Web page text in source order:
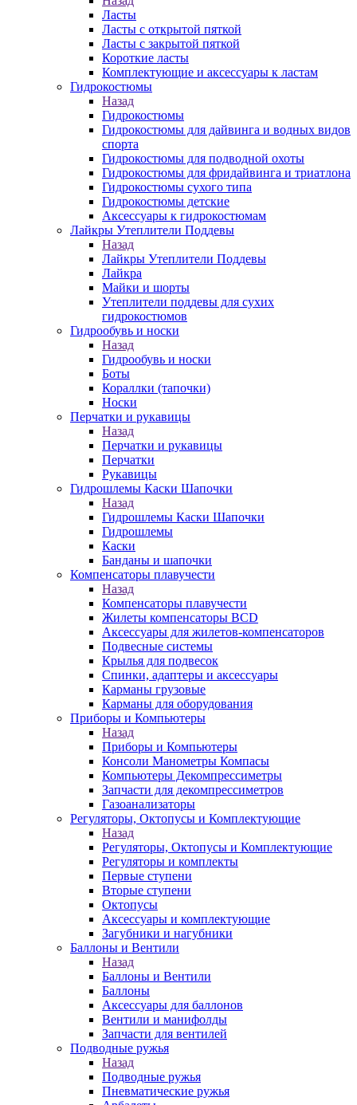
Ласты
Ласты с открытой пяткой
Ласты с закрытой пяткой
Короткие ласты
Комплектующие и аксессуары к ластам
Гидрокостюмы
Назад
Гидрокостюмы
Гидрокостюмы для дайвинга и водных видов
спорта
Гидрокостюмы для подводной охоты
Гидрокостюмы для фридайвинга и триатлона
Гидрокостюмы сухого типа
Гидрокостюмы детские
Аксессуары к гидрокостюмам
Лайкры Утеплители Поддевы
Назад
Лайкры Утеплители Поддевы
Лайкра
Майки и шорты
Утеплители поддевы для сухих
гидрокостюмов
Гидрообувь и носки
Назад
Гидрообувь и носки
Боты
Кораллки (тапочки)
Носки
Перчатки и рукавицы
Назад
Перчатки и рукавицы
Перчатки
Рукавицы
Гидрошлемы Каски Шапочки
Назад
Гидрошлемы Каски Шапочки
Гидрошлемы
Каски
Банданы и шапочки
Компенсаторы плавучести
Назад
Компенсаторы плавучести
Жилеты компенсаторы BCD
Аксессуары для жилетов-компенсаторов
Подвесные системы
Крылья для подвесок
Спинки, адаптеры и аксессуары
Карманы грузовые
Карманы для оборудования
Приборы и Компьютеры
Назад
Приборы и Компьютеры
Консоли Манометры Компасы
Компьютеры Декомпрессиметры
Запчасти для декомпрессиметров
Газоанализаторы
Регуляторы, Октопусы и Комплектующие
Назад
Регуляторы, Октопусы и Комплектующие
Регуляторы и комплекты
Первые ступени
Вторые ступени
Октопусы
Аксессуары и комплектующие
Загубники и нагубники
Баллоны и Вентили
Назад
Баллоны и Вентили
Баллоны
Аксессуары для баллонов
Вентили и манифолды
Запчасти для вентилей
Подводные ружья
Назад
Подводные ружья
Пневматические ружья